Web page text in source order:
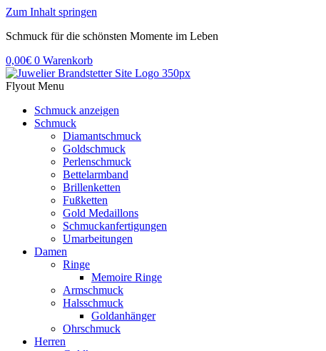
Zum Inhalt springen
Schmuck für die schönsten Momente im Leben
0,00€ 0 Warenkorb
Flyout Menu
Schmuck anzeigen
Schmuck
Diamantschmuck
Goldschmuck
Perlenschmuck
Bettelarmband
Brillenketten
Fußketten
Gold Medaillons
Schmuckanfertigungen
Umarbeitungen
Damen
Ringe
Memoire Ringe
Armschmuck
Halsschmuck
Goldanhänger
Ohrschmuck
Herren